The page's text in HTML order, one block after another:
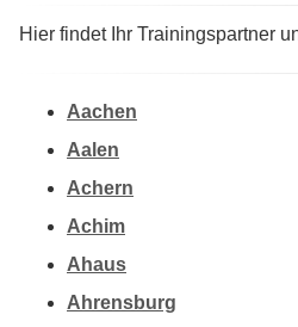
Hier findet Ihr Trainingspartner
Aachen
Aalen
Achern
Achim
Ahaus
Ahrensburg